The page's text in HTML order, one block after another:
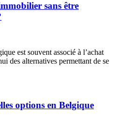
sans être
est souvent associé à l’achat
des alternatives permettant de se
options en Belgique